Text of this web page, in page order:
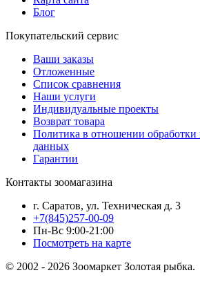
Блог
Покупательский сервис
Ваши заказы
Отложенные
Список сравнения
Наши услуги
Индивидуальные проекты
Возврат товара
Политика в отношении обработки
данных
Гарантии
Контакты зоомагазина
г. Саратов, ул. Техническая д. 3
+7(845)257-00-09
Пн-Вс 9:00-21:00
Посмотреть на карте
© 2002 - 2026 Зоомаркет Золотая рыбка.